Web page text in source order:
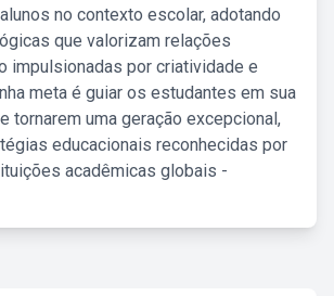
no contexto escolar, adotando
que valorizam relações
impulsionadas por criatividade e
meta é guiar os estudantes em sua
tornarem uma geração excepcional,
educacionais reconhecidas por
acadêmicas globais -